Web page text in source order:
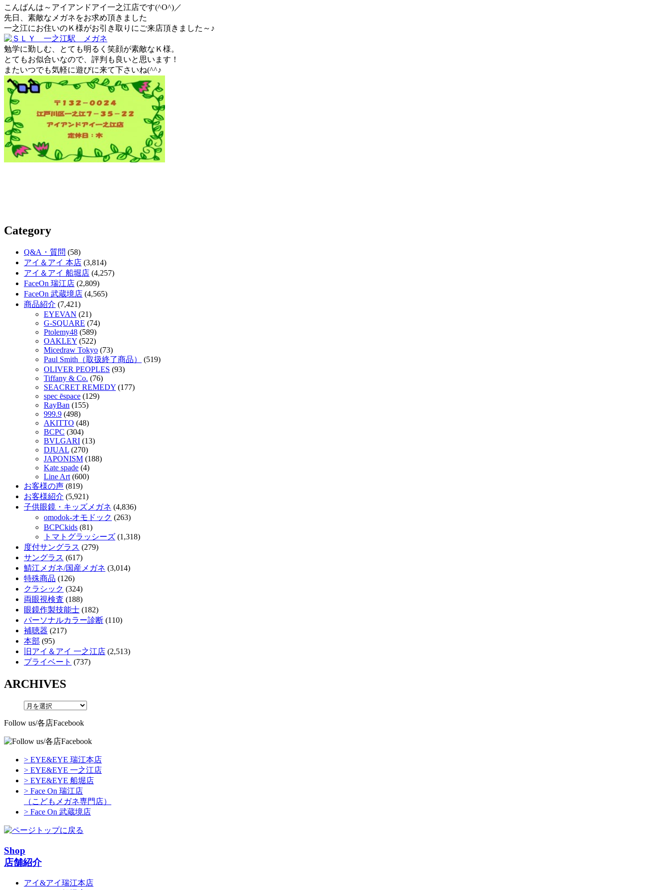
こんばんは～アイアンドアイ一之江店です(^O^)／
先日、素敵なメガネをお求め頂きました
一之江にお住いのＫ様がお引き取りにご来店頂きました～♪
勉学に勤しむ、とても明るく笑顔が素敵なＫ様。
とてもお似合いなので、評判も良いと思います！
またいつでも気軽に遊びに来て下さいね(^^♪
Category
Q&A・質問 (58)
アイ＆アイ 本店 (3,814)
アイ＆アイ 船堀店 (4,257)
FaceOn 瑞江店 (2,809)
FaceOn 武蔵境店 (4,565)
商品紹介 (7,421)
EYEVAN (21)
G-SQUARE (74)
Ptolemy48 (589)
OAKLEY (522)
Micedraw Tokyo (73)
Paul Smith（取扱終了商品）
(519)
OLIVER PEOPLES (93)
Tiffany & Co. (76)
SEACRET REMEDY (177)
spec ēspace (129)
RayBan (155)
999.9 (498)
AKITTO (48)
BCPC (304)
BVLGARI (13)
DJUAL (270)
JAPONISM (188)
Kate spade (4)
Line Art (600)
お客様の声 (819)
お客様紹介 (5,921)
子供眼鏡・キッズメガネ (4,836)
omodok-オモドック (263)
BCPCkids (81)
トマトグラッシーズ (1,318)
度付サングラス (279)
サングラス (617)
鯖江メガネ/国産メガネ (3,014)
特殊商品 (126)
クラシック (324)
両眼視検査 (188)
眼鏡作製技能士 (182)
パーソナルカラー診断 (110)
補聴器 (217)
本部 (95)
旧アイ＆アイ 一之江店 (2,513)
プライベート (737)
ARCHIVES
Follow us/各店Facebook
> EYE&EYE 瑞江本店
> EYE&EYE 一之江店
> EYE&EYE 船堀店
> Face On 瑞江店
（こどもメガネ専門店）
> Face On 武蔵境店
Shop
店舗紹介
アイ&アイ瑞江本店